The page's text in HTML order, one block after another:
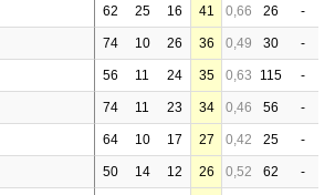
62 25 16 41 0,66 26 -
74 10 26 36 0,49 30 -
56 11 24 35 0,63 115 -
74 11 23 34 0,46 56 -
64 10 17 27 0,42 25 -
50 14 12 26 0,52 62 -